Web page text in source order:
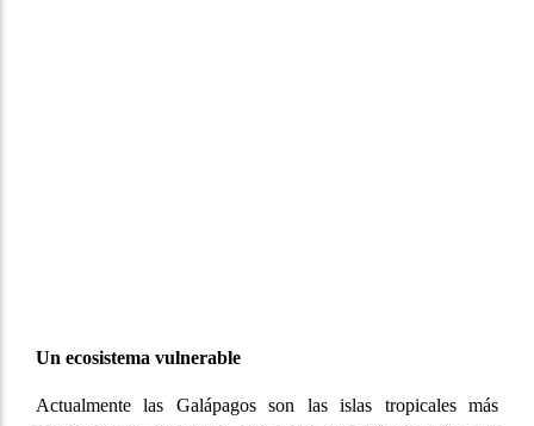
Un ecosistema vulnerable
Actualmente las Galápagos son las islas tropicales más